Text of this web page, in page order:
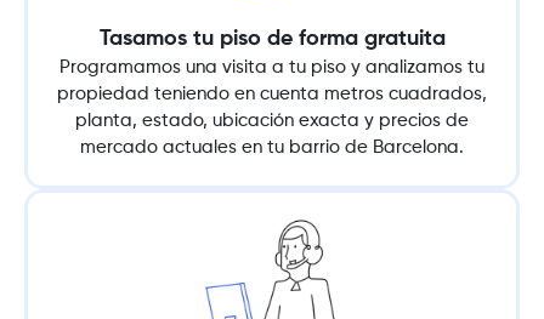
Tasamos tu piso de forma gratuita
Programamos una visita a tu piso y analizamos tu
propiedad teniendo en cuenta metros cuadrados,
planta, estado, ubicación exacta y precios de
mercado actuales en tu barrio de Barcelona.